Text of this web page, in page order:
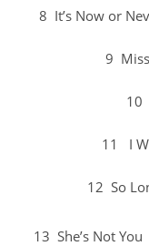
8 It’s Now or
9
11 I
12 So
13 She’s